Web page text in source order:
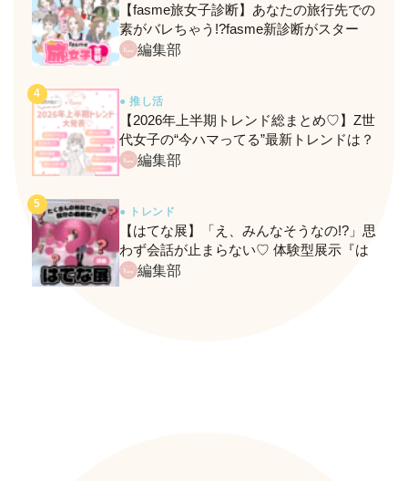
【fasme旅女子診断】あなたの旅行先での
素がバレちゃう!?fasme新診断がスター
ト！編集部
● 推し活
【2026年上半期トレンド総まとめ♡】Z世
代女子の“今ハマってる”最新トレンドは？
ネクストバズ予報もチェック♪
編集部
● トレンド
【はてな展】「え、みんなそうなの!?」思
わず会話が止まらない♡ 体験型展示『は
てな展』に行ってきたレポ
編集部